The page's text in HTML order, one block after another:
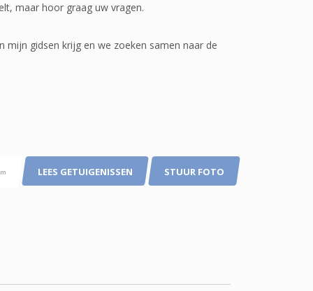
maar hoor graag uw vragen.
gidsen krijg en we zoeken samen naar de
LEES GETUIGENISSEN STUUR FOTO